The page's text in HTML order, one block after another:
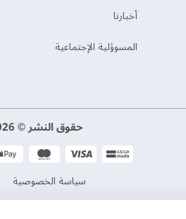
‫أخبارنا‬
المسوؤلية الإجتماعية
حقوق النشر © 2026 دهانات الجزيرة
سياسة الخصوصية